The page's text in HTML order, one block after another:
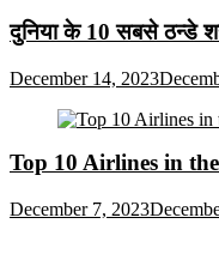
दुनिया के 10 सबसे ठन्डे
December 14, 2023
Top 10 Airlines in the
December 7, 2023